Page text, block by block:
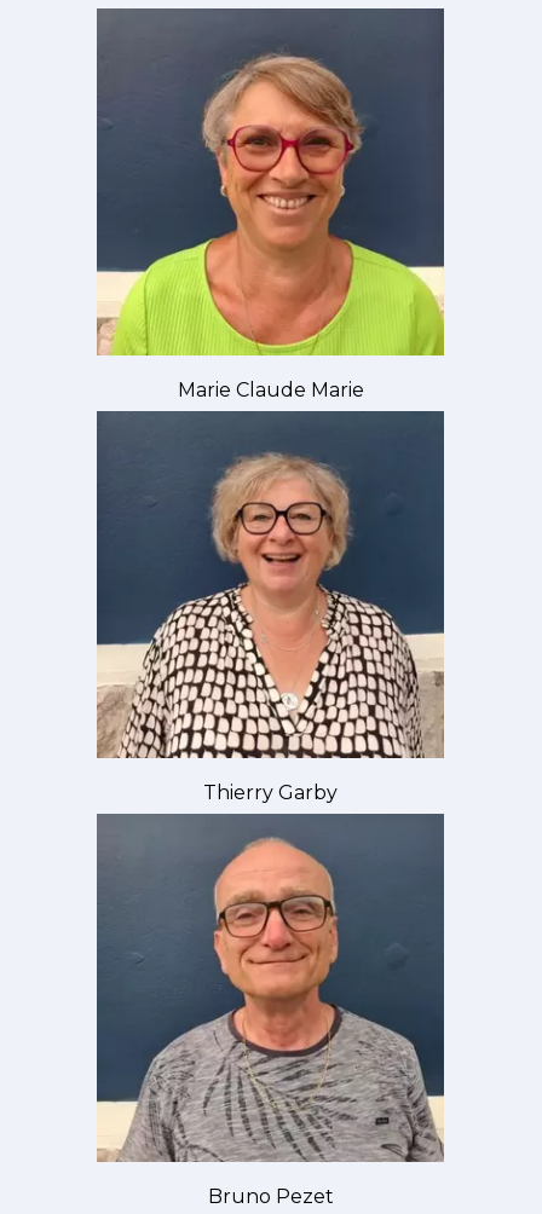
Marie Claude Marie
Thierry Garby
Bruno Pezet